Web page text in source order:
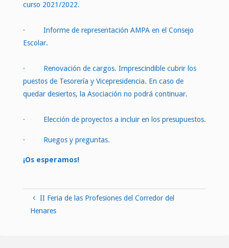
curso 2021/2022.
· Informe de representación AMPA en el Consejo
Escolar.
· Renovación de cargos. Imprescindible cubrir los
puestos de Tesorería y Vicepresidencia. En caso de
quedar desiertos, la Asociación no podrá continuar.
· Elección de proyectos a incluir en los presupuestos.
· Ruegos y preguntas.
¡Os esperamos!
II Feria de las Profesiones del Corredor del
Henares